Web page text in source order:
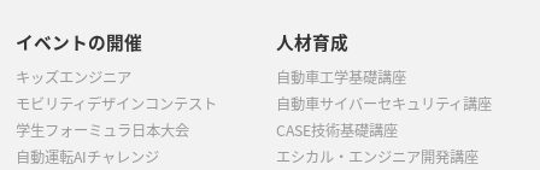
イベントの開催
キッズエンジニア
モビリティデザインコンテスト
学生フォーミュラ日本大会
自動運転AIチャレンジ
人材育成
自動車工学基礎講座
自動車サイバーセキュリティ講座
CASE技術基礎講座
エシカル・エンジニア開発講座